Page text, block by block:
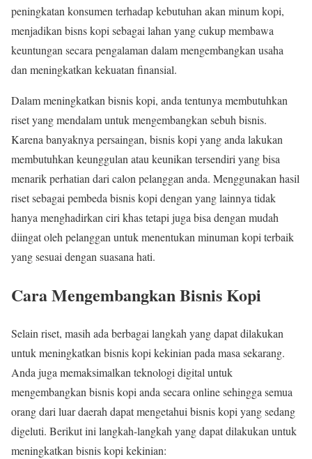
peningkatan konsumen terhadap kebutuhan akan minum kopi,
menjadikan bisns kopi sebagai lahan yang cukup membawa
keuntungan secara pengalaman dalam mengembangkan usaha
dan meningkatkan kekuatan finansial.
Dalam meningkatkan bisnis kopi, anda tentunya membutuhkan
riset yang mendalam untuk mengembangkan sebuh bisnis.
Karena banyaknya persaingan, bisnis kopi yang anda lakukan
membutuhkan keunggulan atau keunikan tersendiri yang bisa
menarik perhatian dari calon pelanggan anda. Menggunakan hasil
riset sebagai pembeda bisnis kopi dengan yang lainnya tidak
hanya menghadirkan ciri khas tetapi juga bisa dengan mudah
diingat oleh pelanggan untuk menentukan minuman kopi terbaik
yang sesuai dengan suasana hati.
Cara Mengembangkan Bisnis Kopi
Selain riset, masih ada berbagai langkah yang dapat dilakukan
untuk meningkatkan bisnis kopi kekinian pada masa sekarang.
Anda juga memaksimalkan teknologi digital untuk
mengembangkan bisnis kopi anda secara online sehingga semua
orang dari luar daerah dapat mengetahui bisnis kopi yang sedang
digeluti. Berikut ini langkah-langkah yang dapat dilakukan untuk
meningkatkan bisnis kopi kekinian: